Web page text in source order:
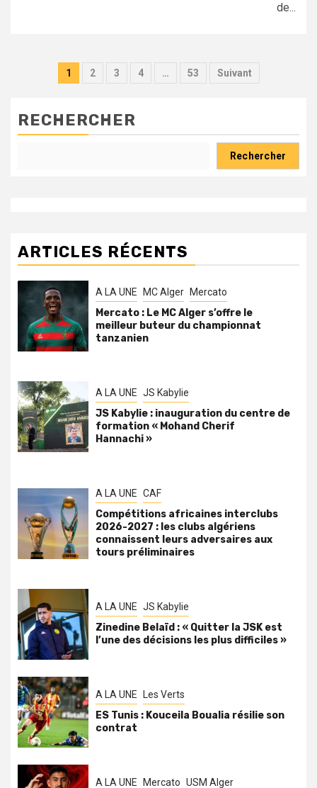
de...
Pagination
publications
1 2 3 4 … 53 Suivant
RECHERCHER
Rechercher
ARTICLES RÉCENTS
A LA UNE MC Alger Mercato
Mercato : Le MC Alger s’offre le
meilleur buteur du championnat
tanzanien
A LA UNE JS Kabylie
JS Kabylie : inauguration du centre de
formation « Mohand Cherif
Hannachi »
A LA UNE CAF
Compétitions africaines interclubs
2026-2027 : les clubs algériens
connaissent leurs adversaires aux
tours préliminaires
A LA UNE JS Kabylie
Zinedine Belaïd : « Quitter la JSK est
l’une des décisions les plus difficiles »
A LA UNE Les Verts
ES Tunis : Kouceila Boualia résilie son
contrat
A LA UNE Mercato USM Alger